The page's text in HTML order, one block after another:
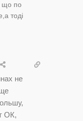
що по
тоді
не
ОК,